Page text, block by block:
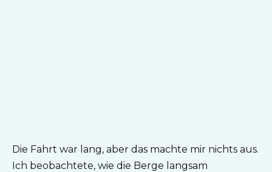
Die Fahrt war lang, aber das machte mir nichts aus.
Ich beobachtete, wie die Berge langsam